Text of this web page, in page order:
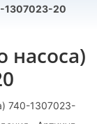
1307023-20
насоса)
740-1307023-